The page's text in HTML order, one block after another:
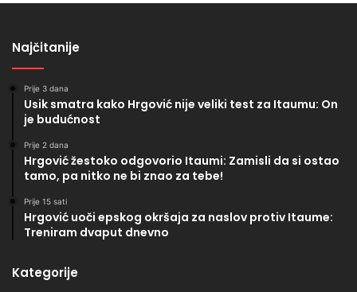
Najčitanije
Prije 3 dana
Usik smatra kako Hrgović nije veliki test za Itaumu: On
je budućnost
Prije 2 dana
Hrgović žestoko odgovorio Itaumi: Zamisli da si ostao
tamo, pa nitko ne bi znao za tebe!
Prije 15 sati
Hrgović uoči epskog okršaja za naslov protiv Itaume:
Treniram dvaput dnevno
Kategorije